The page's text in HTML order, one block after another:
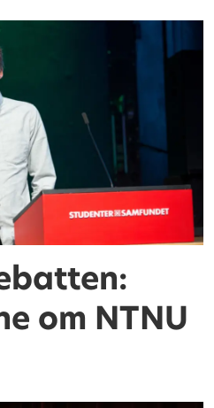
om NTNU